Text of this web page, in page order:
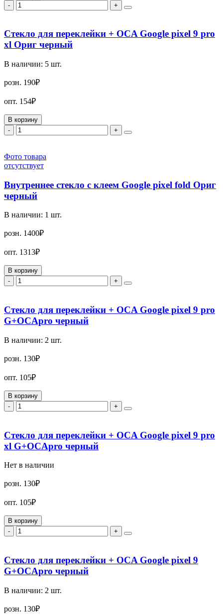
-
+
Стекло для переклейки + OCA Google pixel 9 pro
xl Ориг черный
В наличии: 5 шт.
розн. 190₽
опт. 154₽
В корзину
-
+
Фото товара
отсутствует
Внутреннее стекло с клеем Google pixel fold Ориг
черный
В наличии: 1 шт.
розн. 1400₽
опт. 1313₽
В корзину
-
+
Стекло для переклейки + OCA Google pixel 9 pro
G+OCApro черный
В наличии: 2 шт.
розн. 130₽
опт. 105₽
В корзину
-
+
Стекло для переклейки + OCA Google pixel 9 pro
xl G+OCApro черный
Нет в наличии
розн. 130₽
опт. 105₽
В корзину
-
+
Стекло для переклейки + OCA Google pixel 9
G+OCApro черный
В наличии: 2 шт.
розн. 130₽